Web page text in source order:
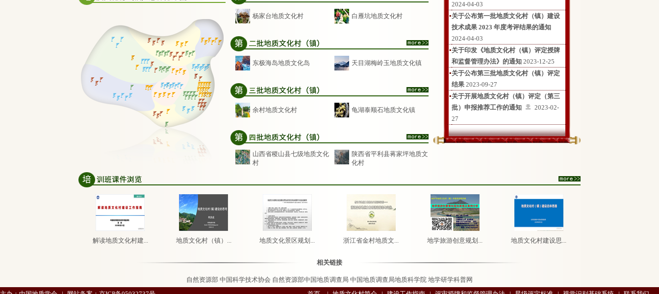
杨家台地质文化村 白雁坑地质文化村
东极海岛地质文化岛 天目湖梅岭玉地质文化镇
余村地质文化村 龟湖泰顺石地质文化镇
山西省稷山县七级地质文化
村
陕西省平利县蒋家坪地质文
化村
2024-04-03
▪关于公布第一批地质文化村（镇）建设
技术成果 2023 年度考评结果的通知
2024-04-03
▪关于印发《地质文化村（镇）评定授牌
和监督管理办法》的通知2023-12-25
▪关于公布第三批地质文化村（镇）评定
结果2023-09-27
▪关于开展地质文化村（镇）评定（第三
批）申报推荐工作的通知
2023-02-
27
解读地质文化村建... 地质文化村（镇）... 地质文化景区规划... 浙江省金村地质文... 地学旅游创意规划... 地质文化村建设思...
相关链接
自然资源部 中国科学技术协会 自然资源部中国地质调查局 中国地质调查局地质科学院 地学研学科普网